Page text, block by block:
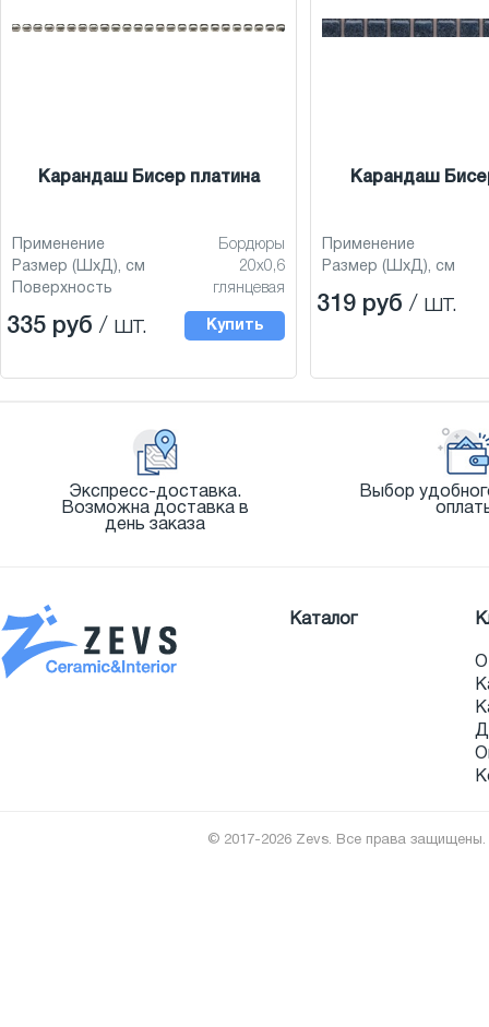
Карандаш Бисер платина
Применение
Бордюры
Размер (ШхД), см
20x0,6
Поверхность
глянцевая
335 руб / шт. Купить
Карандаш
Применение
Размер (ШхД), см
319 руб / шт.
Экспресс-доставка.
Возможна доставка в
день заказа
Выбор
Каталог
О
© 2017-2026 Zevs. Все права